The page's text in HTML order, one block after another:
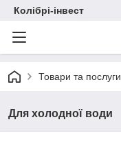
Колібрі-інвест
Товари та послуги
Для холодної води